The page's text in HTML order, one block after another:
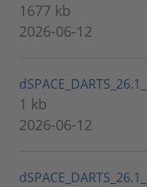
1677 kb
2026-06-12
1 kb
2026-06-12